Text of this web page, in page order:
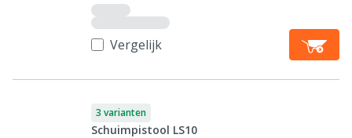
Vergelijk
3 varianten
Schuimpistool LS10